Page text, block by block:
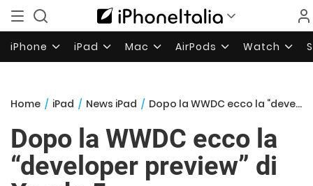
iPhone iPad Mac AirPods Watch
Home / iPad / News iPad / Dopo la WWDC ecco la “developer preview” di Xcode 5
Dopo la WWDC ecco la
“developer preview” di